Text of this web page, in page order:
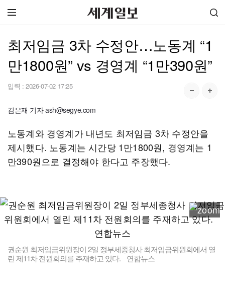
최저임금 3차 수정안…노동계 “1
만1800원” vs 경영계 “1만390원”
입력 : 2026-07-02 17:25
김은재 기자 ash@segye.com
노동계와 경영계가 내년도 최저임금 3차 수정안을
제시했다. 노동계는 시간당 1만1800원, 경영계는 1
만390원으로 결정해야 한다고 주장했다.
권순원 최저임금위원장이 2일 정부세종청사 최저임금위원회에서 열
린 제11차 전원회의를 주재하고 있다. 연합뉴스